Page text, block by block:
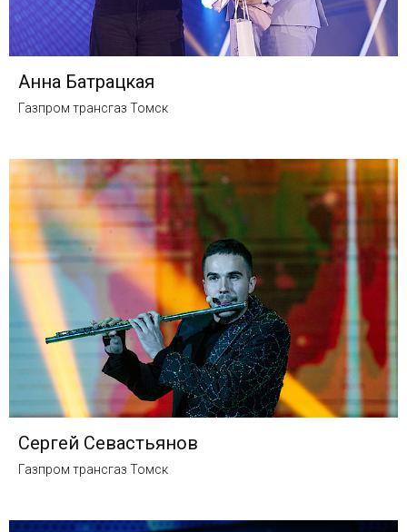
Анна Батрацкая
Газпром трансгаз Томск
Сергей Севастьянов
Газпром трансгаз Томск